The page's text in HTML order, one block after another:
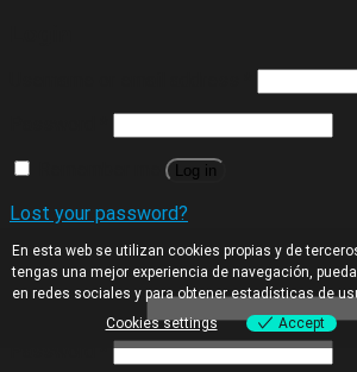
En esta web se utilizan cookies propias y de
tengas una mejor experiencia de navegación,
en redes sociales y para obtener estadísticas de
Cookies settings
Accept
Log in
Lost your password?
Register
*